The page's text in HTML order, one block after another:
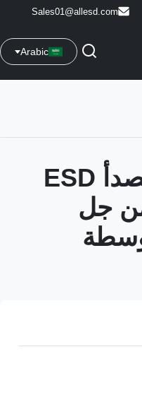
Sales01@allesd.com
Arabic
قضيب من الفولاذ المقاوم للصدأ ESD
جل